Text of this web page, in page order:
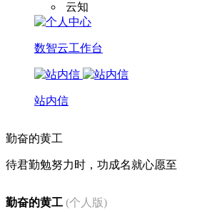
云知
数智云工作台
站内信
勤奋的黄工
待君勤勉努力时，功成名就心愿至
勤奋的黄工 (个人版)